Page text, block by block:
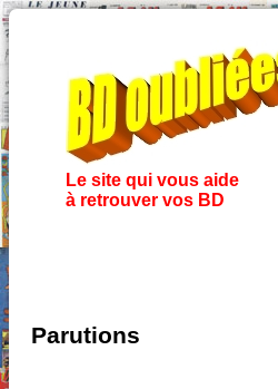
Le site qui vous aide
à retrouver vos BD
Parutions